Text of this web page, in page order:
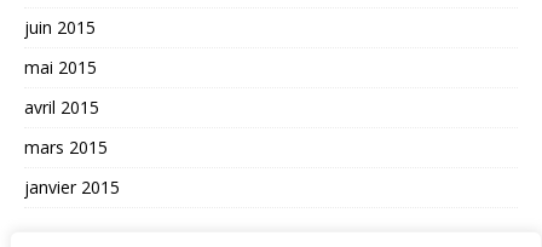
juin 2015
mai 2015
avril 2015
mars 2015
janvier 2015